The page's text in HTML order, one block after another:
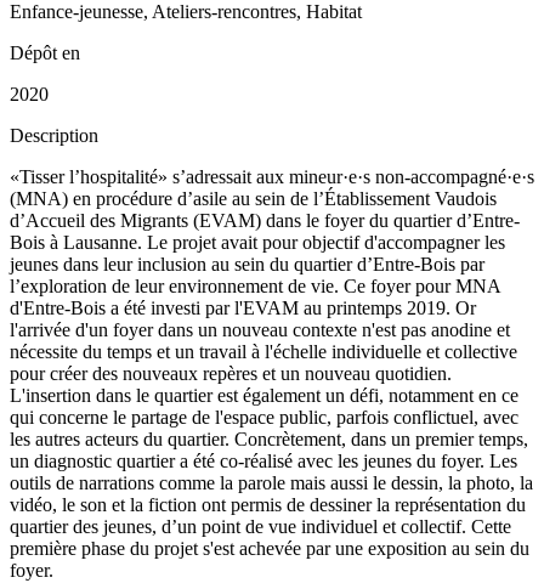
Enfance-jeunesse, Ateliers-rencontres, Habitat
Dépôt en
2020
Description
«Tisser l’hospitalité» s’adressait aux mineur·e·s non-accompagné·e·s
(MNA) en procédure d’asile au sein de l’Établissement Vaudois
d’Accueil des Migrants (EVAM) dans le foyer du quartier d’Entre-
Bois à Lausanne. Le projet avait pour objectif d'accompagner les
jeunes dans leur inclusion au sein du quartier d’Entre-Bois par
l’exploration de leur environnement de vie. Ce foyer pour MNA
d'Entre-Bois a été investi par l'EVAM au printemps 2019. Or
l'arrivée d'un foyer dans un nouveau contexte n'est pas anodine et
nécessite du temps et un travail à l'échelle individuelle et collective
pour créer des nouveaux repères et un nouveau quotidien.
L'insertion dans le quartier est également un défi, notamment en ce
qui concerne le partage de l'espace public, parfois conflictuel, avec
les autres acteurs du quartier. Concrètement, dans un premier temps,
un diagnostic quartier a été co-réalisé avec les jeunes du foyer. Les
outils de narrations comme la parole mais aussi le dessin, la photo, la
vidéo, le son et la fiction ont permis de dessiner la représentation du
quartier des jeunes, d’un point de vue individuel et collectif. Cette
première phase du projet s'est achevée par une exposition au sein du
foyer.